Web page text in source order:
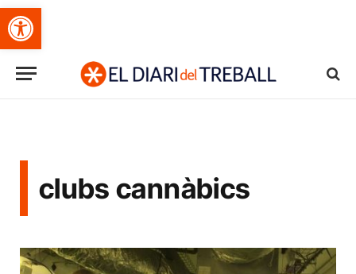
Obre la barra d'eines
clubs cannàbics